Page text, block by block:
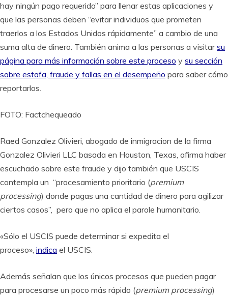
hay ningún pago requerido” para llenar estas aplicaciones y
que las personas deben “evitar individuos que prometen
traerlos a los Estados Unidos rápidamente” a cambio de una
suma alta de dinero. También anima a las personas a visitarsu
página para más información sobre este proceso y su sección
sobre estafa, fraude y fallas en el desempeño para saber cómo
reportarlos.
FOTO: Factchequeado
Raed Gonzalez Olivieri, abogado de inmigracion de la firma
Gonzalez Olivieri LLC basada en Houston, Texas, afirma haber
escuchado sobre este fraude y dijo también que USCIS
contempla un “procesamiento prioritario (premium
processing) donde pagas una cantidad de dinero para agilizar
ciertos casos”, pero que no aplica el parole humanitario.
«Sólo el USCIS puede determinar si expedita el
proceso», indica el USCIS.
Además señalan que los únicos procesos que pueden pagar
para procesarse un poco más rápido (premium processing)